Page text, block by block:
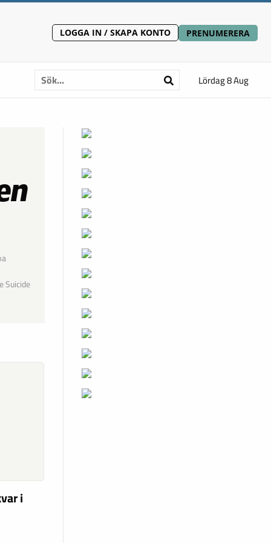
LOGGA IN / SKAPA KONTO PRENUMERERA
Lördag 8 Aug
Suicide
i